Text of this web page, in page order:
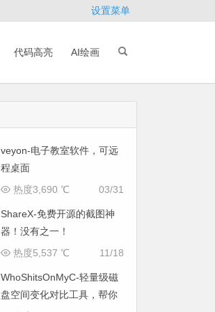
设置菜单
代码高亮 AI绘画
veyon-电子教室软件，可远
程桌面
03/31
热度3,690 ℃
ShareX-免费开源的截图神
器！没有之一！
11/18
热度5,537 ℃
WhoShitsOnMyC-轻量级磁
盘空间变化对比工具，帮你